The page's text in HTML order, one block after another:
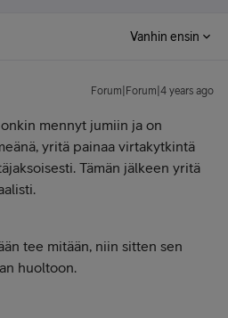
Vanhin ensin
Forum|Forum|4 years ago
mennyt jumiin ja on
yritä painaa virtakytkintä
Tämän jälkeen yritä
tee mitään, niin sitten sen
huoltoon.